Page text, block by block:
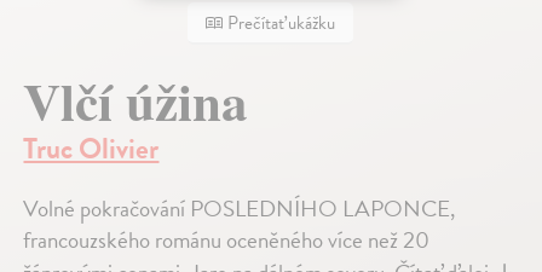
Prečítať ukážku
Vlčí úžina
Truc Olivier
Volné pokračování POSLEDNÍHO LAPONCE,
francouzského románu oceněného více než 20